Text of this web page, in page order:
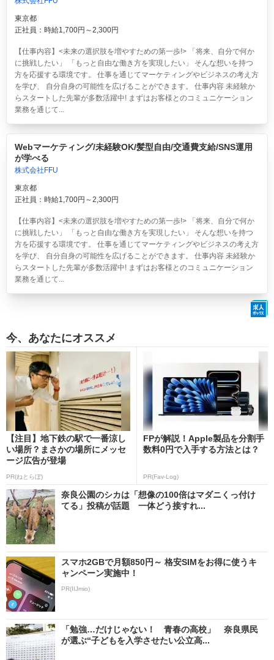
東京都
正社員：時給1,700円～2,300円
【仕事内容】<未来の選択肢を増やすための第一歩!> 「将来、自分で何か
に挑戦したい」 「もっと自由な働き方を実現したい」 そんな想いを持つ
方を応援する環境です。 仕事を通じてマーケティングやビジネスの考え方
を学び、 自分自身の可能性を広げることができます。 仕事内容 未経験か
らスタートした先輩が多数活躍中! まずはお客様とのコミュニケーション
業務を通じて...
Webマーケティング/未経験OK/髪型自由/交通費支給/SNS運用
が学べる
株式会社FFU
東京都
正社員：時給1,700円～2,300円
【仕事内容】<未来の選択肢を増やすための第一歩!> 「将来、自分で何か
に挑戦したい」 「もっと自由な働き方を実現したい」 そんな想いを持つ
方を応援する環境です。 仕事を通じてマーケティングやビジネスの考え方
を学び、 自分自身の可能性を広げることができます。 仕事内容 未経験か
らスタートした先輩が多数活躍中! まずはお客様とのコミュニケーション
業務を通じて...
今、あなたにオススメ
【注目】地下鉄の駅で一番涼し
い場所？まさかの場所にメッセ
ージ広告が登場
PR(ねとらぼ)
FPが解説！Apple製品を分割手
数料0円で入手する方法とは？
PR(Fav-Log)
奈良公園のシカは「想像の100倍はマダニくっ付け
てる」投稿が話題 一体どう接すれ...
スマホ2GBで月額850円～ 格安SIMをお得に使うキ
ャンペーン実施中！
PR(IIJmio)
「勉強…だけじゃない！ 青春の高校」 奈良県民
が選ぶ“子どもを入学させたい公立高...